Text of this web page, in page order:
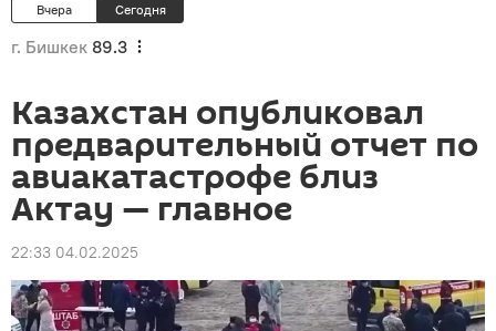
Вчера Сегодня
г. Бишкек 89.3
Казахстан опубликовал
предварительный отчет по
авиакатастрофе близ
Актау — главное
22:33 04.02.2025